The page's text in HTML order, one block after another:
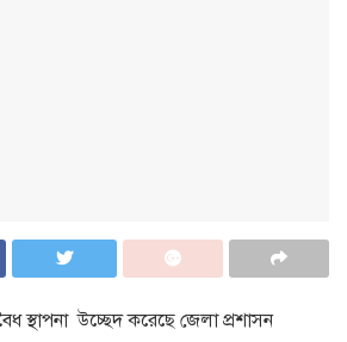
স্থাপনা উচ্ছেদ করেছে জেলা প্রশাসন